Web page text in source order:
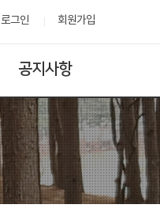
로그인 회원가입
공지사항